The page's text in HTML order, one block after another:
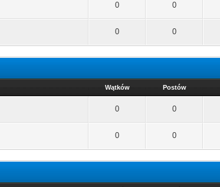
0 0
0 0
Wątków Postów
0 0
0 0